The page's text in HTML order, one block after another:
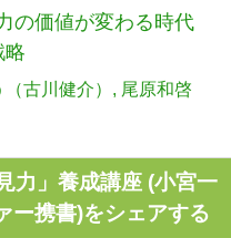
の価値が変わる時代
略
古川健介） 尾原和啓
力」養成講座 (小宮一
ー携書)をシェアする